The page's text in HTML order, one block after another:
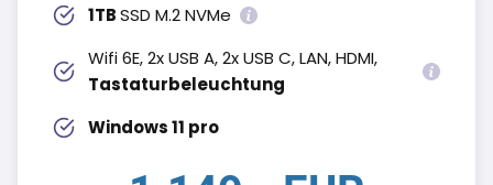
1TBSSD M.2 NVMe
Wifi 6E, 2x USB A, 2x USB C, LAN, HDMI,
Tastaturbeleuchtung
Windows 11 pro